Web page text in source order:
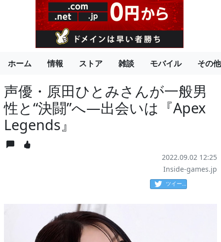
ホーム 情報 ストア 雑談 モバイル その他
声優・原田ひとみさんが一般男
性と“決闘”へ―出会いは『Apex
Legends』
2022.09.02 12:25
Inside-games.jp
ツイート